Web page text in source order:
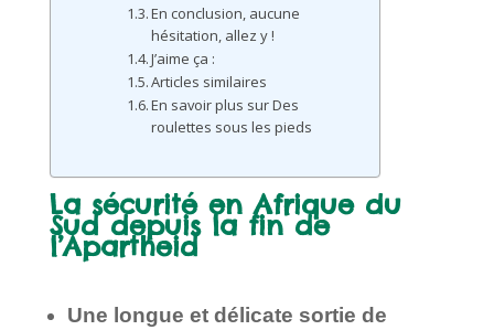
En conclusion, aucune
hésitation, allez y !
J’aime ça :
Articles similaires
En savoir plus sur Des
roulettes sous les pieds
La sécurité en Afrique du
Sud depuis la fin de
l’Apartheid
Une longue et délicate sortie de